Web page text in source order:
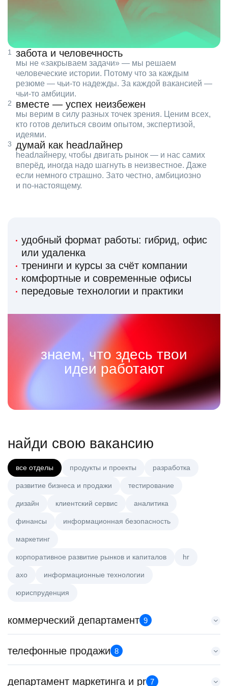
забота и человечность
мы не «закрываем задачи» — мы решаем
человеческие истории. Потому что за каждым
резюме — чьи‑то надежды. За каждой вакансией —
чьи‑то амбиции.
вместе — успех неизбежен
мы верим в силу разных точек зрения. Ценим всех,
кто готов делиться своим опытом, экспертизой,
идеями.
думай как headлайнер
headлайнеру, чтобы двигать рынок — и нас самих
вперёд, иногда надо шагнуть в неизвестное. Даже
если немного страшно. Зато честно, амбициозно
и по‑настоящему.
удобный формат работы: гибрид, офис
или удаленка
тренинги и курсы за счёт компании
комфортные и современные офисы
передовые технологии и практики
знаем, что здесь твои
идеи работают
найди свою вакансию
все отделы продукты и проекты разработка
развитие бизнеса и продажи тестирование
дизайн клиентский сервис аналитика
финансы информационная безопасность
маркетинг
корпоративное развитие рынков и капиталов hr
axo информационные технологии
юриспруденция
коммерческий департамент 9
Key Account Manager (EdTech)
HeadHunter::Коммерческий департамент
150000 ₽
телефонные продажи 8
Менеджер по продажам в сегменте малого и среднего
департамент маркетинга и pr 7